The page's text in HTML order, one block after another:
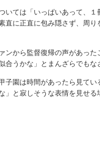
いては「いっぱいあって、１
直に正直に包み隠さず、周
ンから監督復帰の声があった
合うかな」とまんざらでもな
子園は時間があったら見てい
」と寂しそうな表情を見せる